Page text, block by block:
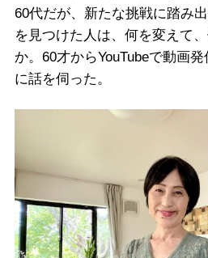
60代だが、新たな挑戦に踏み
を見つけた人は、何を変えて
か。60才からYouTubeで動画
に話を伺った。